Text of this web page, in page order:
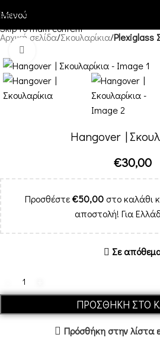
Skip to navigation
Skip to main content
Μενού
Αρχική σελίδα Σκουλαρίκια Plexiglass
Hangover |
€30,00
Προσθέστε€50,00στο καλάθι
αποστολή! Για
Σε
ΠΡΟΣΘΉΚΗ ΣΤΟ
Πρόσθήκη στην λίστα